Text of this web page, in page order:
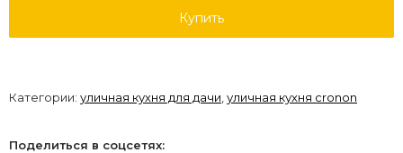
Купить
Категории: уличная кухня для дачи уличная кухня cronon
Поделиться в соцсетях: